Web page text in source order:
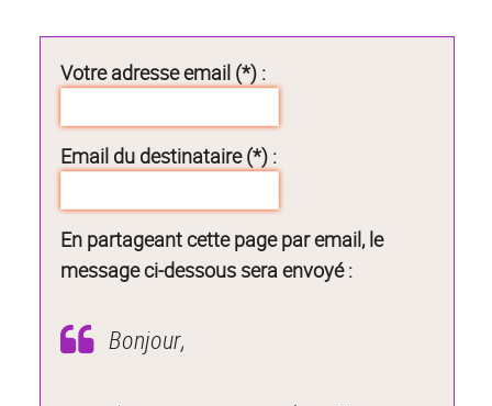
Votre adresse email (*) :
Email du destinataire (*) :
En partageant cette page par email, le
message ci-dessous sera envoyé :
Bonjour,